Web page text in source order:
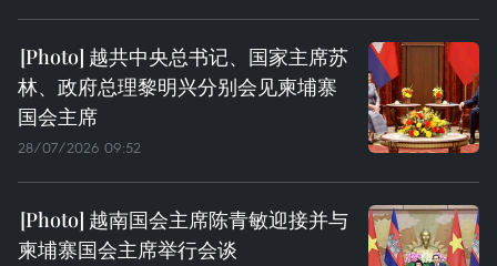
越共中央总书记、国家主席苏
林、政府总理黎明兴分别会见柬埔寨
国会主席
28/07/2026 09:52
越南国会主席陈青敏迎接并与
柬埔寨国会主席举行会谈